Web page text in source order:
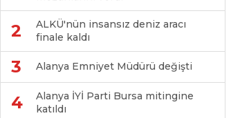
2
ALKÜ'nün insansız deniz aracı
finale kaldı
3 Alanya Emniyet Müdürü değişti
4
Alanya İYİ Parti Bursa mitingine
katıldı